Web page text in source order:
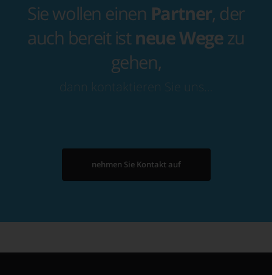
Sie wollen einen Partner, der
auch bereit ist neue Wegezu
gehen,
dann kontaktieren Sie uns…
nehmen Sie Kontakt auf